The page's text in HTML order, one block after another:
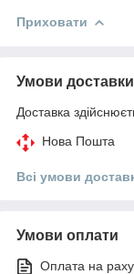
Приховати
Умови доставки
Доставка
Нова Пошта
Всі умови
Умови оплати
Оплата на